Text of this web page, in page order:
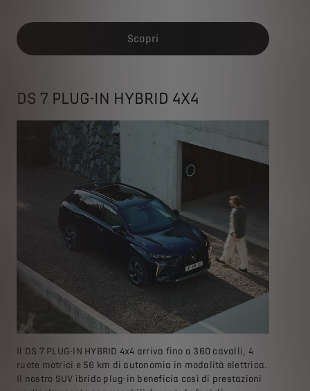
Scopri
DS 7 PLUG-IN HYBRID 4X4
Il DS 7 PLUG-IN HYBRID 4x4 arriva fino a 360 cavalli, 4
ruote motrici e 56 km di autonomia in modalità elettrica.
Il nostro SUV ibrido plug-in beneficia così di prestazioni